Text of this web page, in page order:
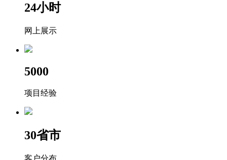
24小时
网上展示
5000
项目经验
30省市